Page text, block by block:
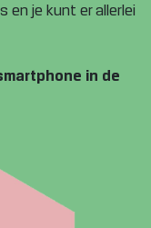
en je kunt er allerlei
in de